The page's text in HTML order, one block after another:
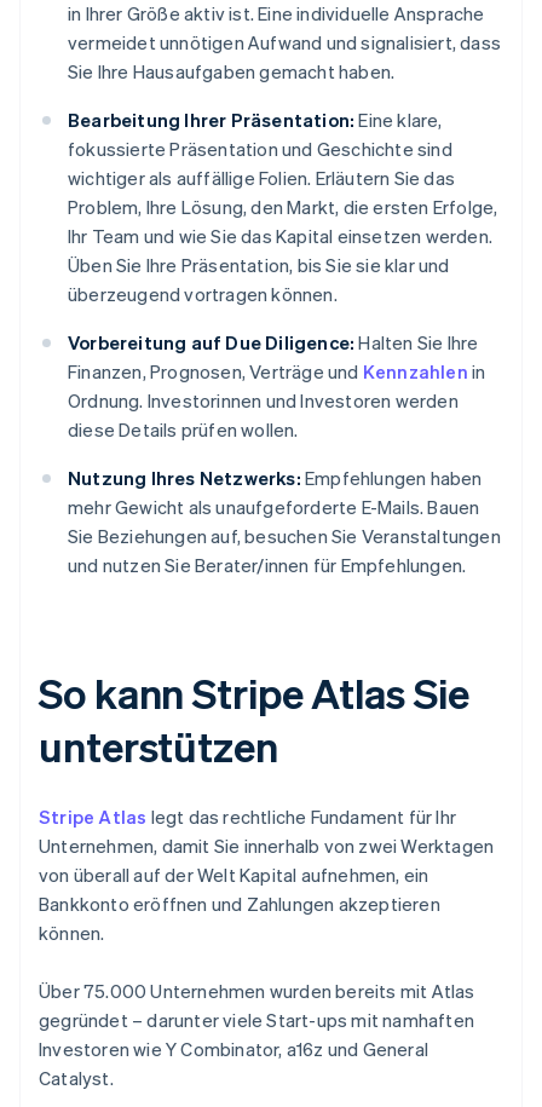
in Ihrer Größe aktiv ist. Eine individuelle Ansprache
vermeidet unnötigen Aufwand und signalisiert, dass
Sie Ihre Hausaufgaben gemacht haben.
Bearbeitung Ihrer Präsentation: Eine klare,
fokussierte Präsentation und Geschichte sind
wichtiger als auffällige Folien. Erläutern Sie das
Problem, Ihre Lösung, den Markt, die ersten Erfolge,
Ihr Team und wie Sie das Kapital einsetzen werden.
Üben Sie Ihre Präsentation, bis Sie sie klar und
überzeugend vortragen können.
Vorbereitung auf Due Diligence: Halten Sie Ihre
Finanzen, Prognosen, Verträge und Kennzahlen in
Ordnung. Investorinnen und Investoren werden
diese Details prüfen wollen.
Nutzung Ihres Netzwerks: Empfehlungen haben
mehr Gewicht als unaufgeforderte E-Mails. Bauen
Sie Beziehungen auf, besuchen Sie Veranstaltungen
und nutzen Sie Berater/innen für Empfehlungen.
So kann Stripe Atlas Sie
unterstützen
Stripe Atlas legt das rechtliche Fundament für Ihr
Unternehmen, damit Sie innerhalb von zwei Werktagen
von überall auf der Welt Kapital aufnehmen, ein
Bankkonto eröffnen und Zahlungen akzeptieren
können.
Über 75.000 Unternehmen wurden bereits mit Atlas
gegründet – darunter viele Start-ups mit namhaften
Investoren wie Y Combinator, a16z und General
Catalyst.